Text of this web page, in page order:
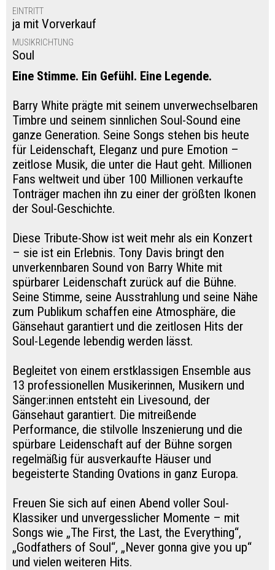
EINTRITT
ja mit Vorverkauf
MUSIKRICHTUNG
Soul
Eine Stimme. Ein Gefühl. Eine Legende.
Barry White prägte mit seinem unverwechselbaren
Timbre und seinem sinnlichen Soul-Sound eine
ganze Generation. Seine Songs stehen bis heute
für Leidenschaft, Eleganz und pure Emotion –
zeitlose Musik, die unter die Haut geht. Millionen
Fans weltweit und über 100 Millionen verkaufte
Tonträger machen ihn zu einer der größten Ikonen
der Soul-Geschichte.
Diese Tribute-Show ist weit mehr als ein Konzert
– sie ist ein Erlebnis. Tony Davis bringt den
unverkennbaren Sound von Barry White mit
spürbarer Leidenschaft zurück auf die Bühne.
Seine Stimme, seine Ausstrahlung und seine Nähe
zum Publikum schaffen eine Atmosphäre, die
Gänsehaut garantiert und die zeitlosen Hits der
Soul-Legende lebendig werden lässt.
Begleitet von einem erstklassigen Ensemble aus
13 professionellen Musikerinnen, Musikern und
Sänger:innen entsteht ein Livesound, der
Gänsehaut garantiert. Die mitreißende
Performance, die stilvolle Inszenierung und die
spürbare Leidenschaft auf der Bühne sorgen
regelmäßig für ausverkaufte Häuser und
begeisterte Standing Ovations in ganz Europa.
Freuen Sie sich auf einen Abend voller Soul-
Klassiker und unvergesslicher Momente – mit
Songs wie „The First, the Last, the Everything“,
„Godfathers of Soul“, „Never gonna give you up“
und vielen weiteren Hits.